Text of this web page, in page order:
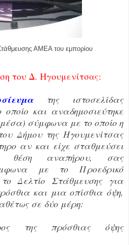
ΑΜΕΑ του εμπορίου
του Δ. Ηγουμενίτσας:
της ιστοσελίδας
οποίο και αναδημοσιεύτηκε
σύμφωνα με το οποίο η
Δήμου της Ηγουμενίτσας
αν και είχε σταθμεύσει
θέση αναπήρου, σας
με το Προεδρικό
Δελτίο Στάθμευσης για
και μια οπίσθια όψη,
σε δύο μέρη:
της πρόσθιας όψης